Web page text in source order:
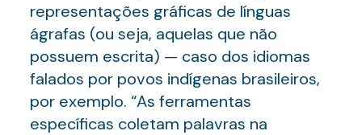
representações gráficas de línguas
ágrafas (ou seja, aquelas que não
possuem escrita) — caso dos idiomas
falados por povos indígenas brasileiros,
por exemplo. “As ferramentas
específicas coletam palavras na